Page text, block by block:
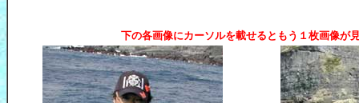
下の各画像にカーソルを載せるともう１枚画像が